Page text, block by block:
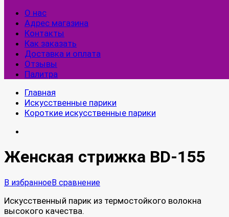
О нас
Адрес магазина
Контакты
Как заказать
Доставка и оплата
Отзывы
Палитра
Главная
Искусственные парики
Короткие искусственные парики
Женская стрижка BD-155
В избранноеВ сравнение
Искусственный парик из термостойкого волокна
высокого качества.